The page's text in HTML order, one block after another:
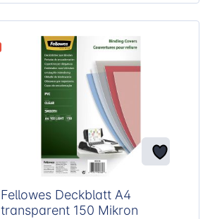
Fellowes Deckblatt A4
transparent 150 Mikron